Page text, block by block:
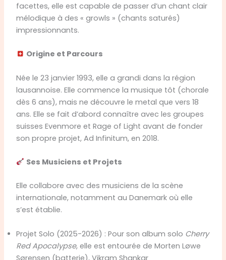
facettes, elle est capable de passer d’un chant clair
mélodique à des « growls » (chants saturés)
impressionnants.
Origine et Parcours
Née le 23 janvier 1993, elle a grandi dans la région
lausannoise. Elle commence la musique tôt (chorale
dès 6 ans), mais ne découvre le metal que vers 18
ans. Elle se fait d’abord connaître avec les groupes
suisses Evenmore et Rage of Light avant de fonder
son propre projet, Ad Infinitum, en 2018.
Ses Musiciens et Projets
Elle collabore avec des musiciens de la scène
internationale, notamment au Danemark où elle
s’est établie.
Projet Solo (2025-2026) : Pour son album solo Cherry
Red Apocalypse, elle est entourée de Morten Løwe
Sørensen (batterie), Vikram Shankar